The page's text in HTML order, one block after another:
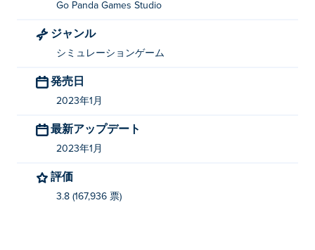
Go Panda Games Studio
ジャンル
シミュレーションゲーム
発売日
2023年1月
最新アップデート
2023年1月
評価
3.8 (167,936 票)